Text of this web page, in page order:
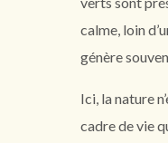
calme, loin
génère
Ici, la nature
cadre de vie